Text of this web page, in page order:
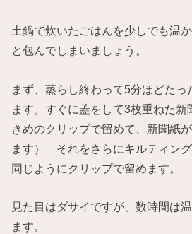
土鍋で炊いたごはんを少しでも温
と包んでしまいましょう。
まず、蒸らし終わって5分ほどた
ます。すぐに蓋をして3枚重ねた
きめのクリップで留めて、新聞紙
ます） それをさらにキルティング
同じようにクリップで留めます。
見た目はダサイですが、数時間は
ます。